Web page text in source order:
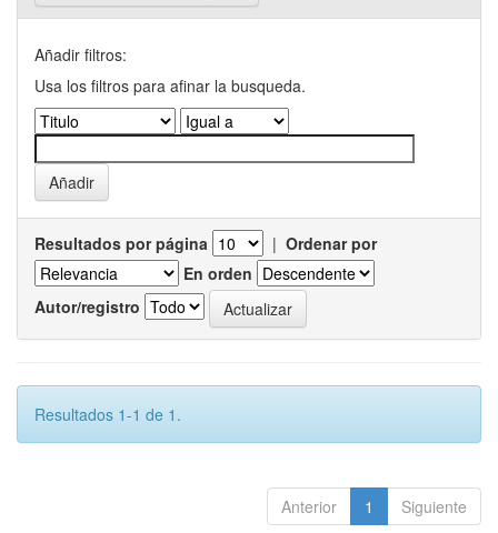
Añadir filtros:
Usa los filtros para afinar la busqueda.
Resultados por página | Ordenar por
En orden
Autor/registro
Resultados 1-1 de 1.
Anterior 1 Siguiente